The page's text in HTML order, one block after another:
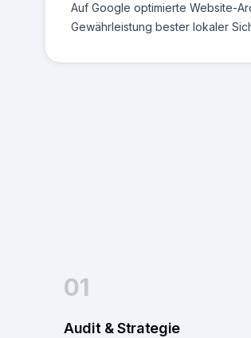
Auf Google optimierte Website-
Gewährleistung bester lokaler
01
Audit & Strategie